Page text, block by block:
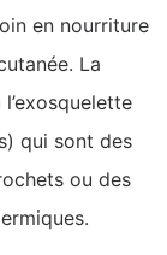
en nourriture
La
qui sont des
ou des